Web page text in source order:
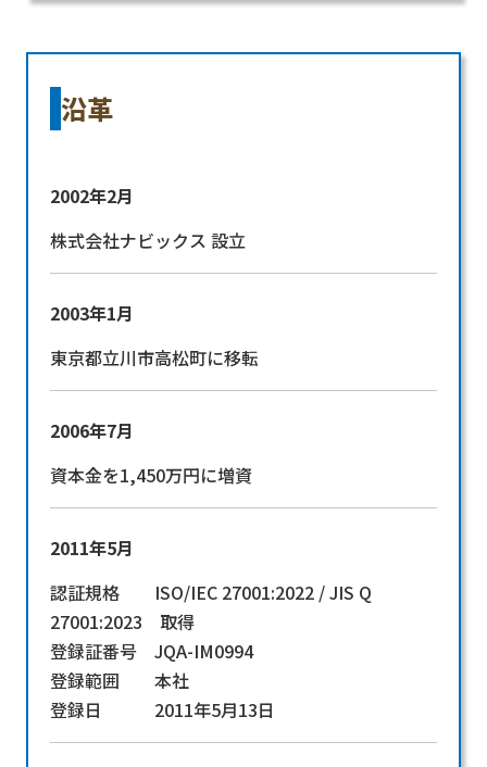
沿革
2002年2月
株式会社ナビックス 設立
2003年1月
東京都立川市高松町に移転
2006年7月
資本金を1,450万円に増資
2011年5月
認証規格 ISO/IEC 27001:2022 / JIS Q
27001:2023 取得
登録証番号 JQA-IM0994
登録範囲 本社
登録日 2011年5月13日